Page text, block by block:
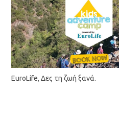
EuroLife, Δες τη ζωή ξανά.